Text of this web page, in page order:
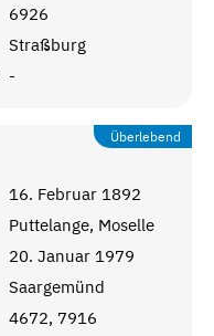
6926
Straßburg
-
Überlebend
16. Februar 1892
Puttelange, Moselle
20. Januar 1979
Saargemünd
4672, 7916